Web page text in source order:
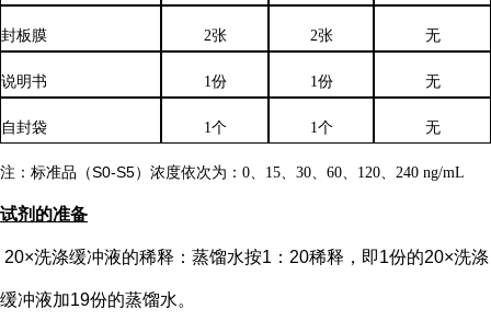
封板膜 2张 2张 无
说明书 1份 1份 无
自封袋 1个 1个 无
注：标准品（S0-S5）浓度依次为： 0、15、30、60、120、240 ng/mL
试剂的准备
20×洗涤缓冲液的稀释：蒸馏水按1：20稀释，即1份的20×洗涤
缓冲液加19份的蒸馏水。